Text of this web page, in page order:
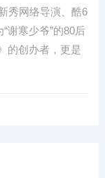
秀网络导演、酷6
谢寒少爷”的80后
的创办者，更是